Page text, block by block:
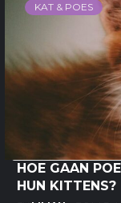
KAT & POES
HOE GAAN
HUN KITTENS?